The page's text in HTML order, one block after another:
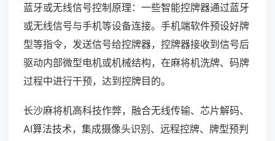
蓝牙或无线信号控制原理：一些智能控牌器通过蓝牙
或无线信号与手机等设备连接。手机端软件预设好牌
型等指令，发送信号给控牌器，控牌器接收到信号后
驱动内部微型电机或机械结构，在麻将机洗牌、码牌
过程中进行干预，达到控牌目的。
长沙麻将机高科技作弊，融合无线传输、芯片解码、
AI算法技术，集成摄像头识别、远程控牌、牌型预判